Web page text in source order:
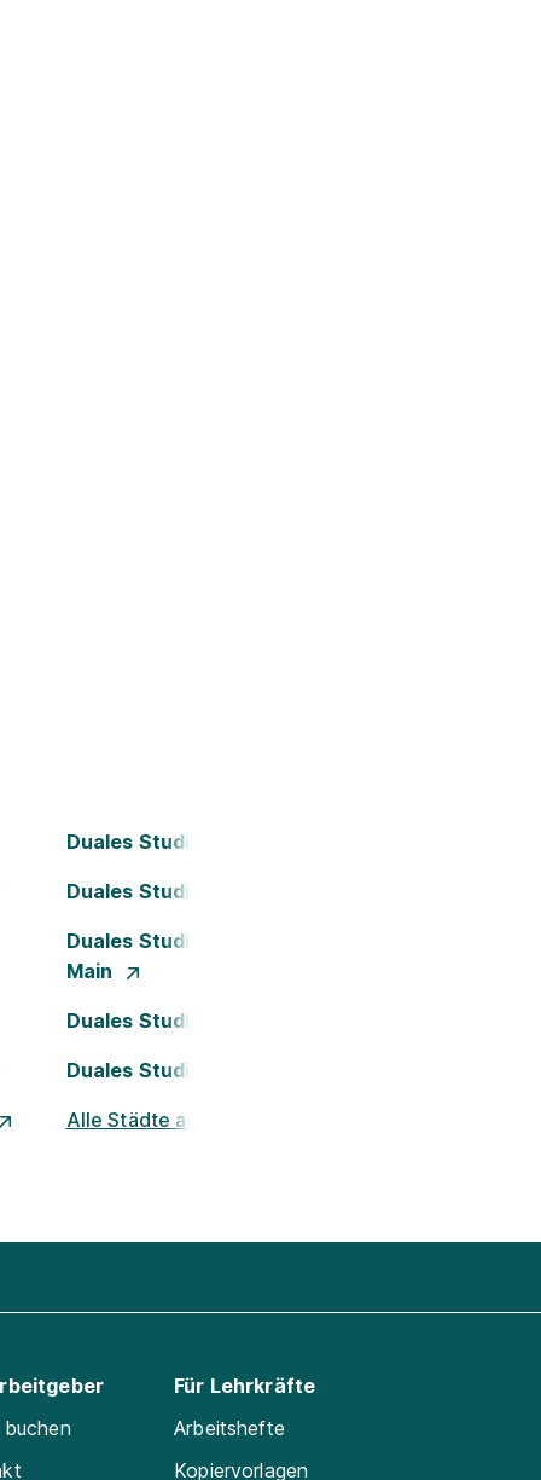
Duales Studium Bielefeld
Duales Studium Dortmund
Duales Studium Frankfurt am
Main
Duales Studium Köln
Duales Studium Nürnberg
Alle Städte ansehen
Für Lehrkräfte
Arbeitshefte
Kopiervorlagen